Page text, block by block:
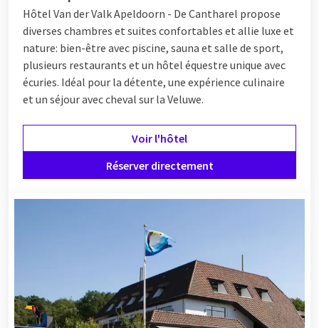
Hôtel Van der Valk Apeldoorn - De Cantharel propose
diverses chambres et suites confortables et allie luxe et
nature: bien-être avec piscine, sauna et salle de sport,
plusieurs restaurants et un hôtel équestre unique avec
écuries. Idéal pour la détente, une expérience culinaire
et un séjour avec cheval sur la Veluwe.
Voir l'hôtel
Réserver directement